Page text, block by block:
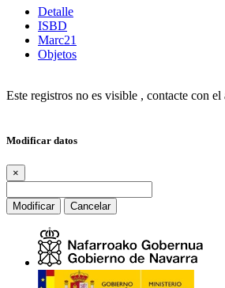
Detalle
ISBD
Marc21
Objetos
Este registros no es visible , contacte con
Modificar datos
×
Modificar Cancelar